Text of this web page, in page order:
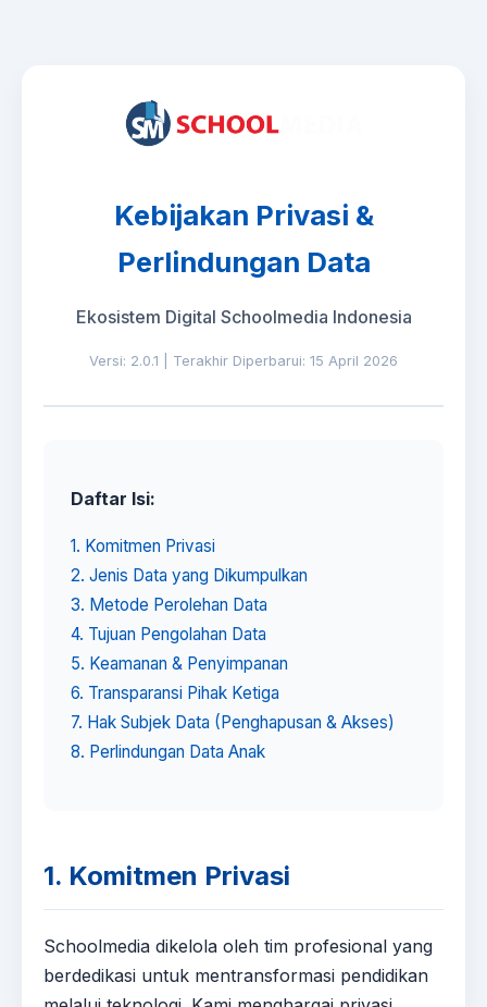
Kebijakan Privasi &
Perlindungan Data
Ekosistem Digital Schoolmedia Indonesia
Versi: 2.0.1 Terakhir Diperbarui: 15 April 2026
Daftar Isi:
1. Komitmen Privasi
2. Jenis Data yang Dikumpulkan
3. Metode Perolehan Data
4. Tujuan Pengolahan Data
5. Keamanan & Penyimpanan
6. Transparansi Pihak Ketiga
7. Hak Subjek Data (Penghapusan & Akses)
8. Perlindungan Data Anak
1. Komitmen Privasi
Schoolmedia dikelola oleh tim profesional yang
berdedikasi untuk mentransformasi pendidikan